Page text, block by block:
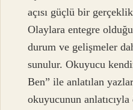
açısı güçlü bir
Olaylara entegre
durum ve gelişmeler
sunulur. Okuyucu
Ben” ile anlatılan
okuyucunun